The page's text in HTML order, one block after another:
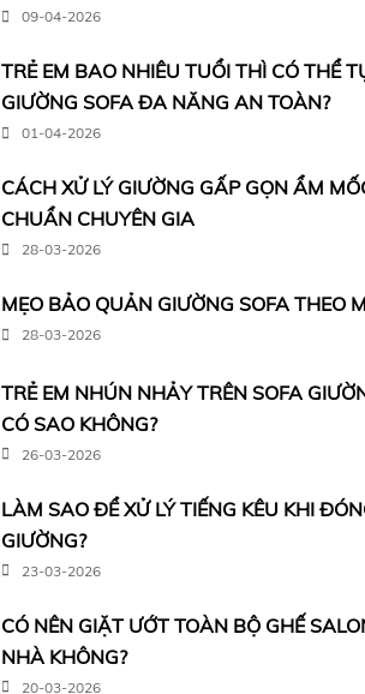
09-04-2026
TRẺ EM BAO NHIÊU TUỔI THÌ CÓ THỂ
GIƯỜNG SOFA ĐA NĂNG AN TOÀN?
01-04-2026
CÁCH XỬ LÝ GIƯỜNG GẤP GỌN ẨM
CHUẨN CHUYÊN GIA
28-03-2026
MẸO BẢO QUẢN GIƯỜNG SOFA THEO
28-03-2026
TRẺ EM NHÚN NHẢY TRÊN SOFA
CÓ SAO KHÔNG?
26-03-2026
LÀM SAO ĐỂ XỬ LÝ TIẾNG KÊU KHI
GIƯỜNG?
23-03-2026
CÓ NÊN GIẶT ƯỚT TOÀN BỘ GHẾ
NHÀ KHÔNG?
20-03-2026